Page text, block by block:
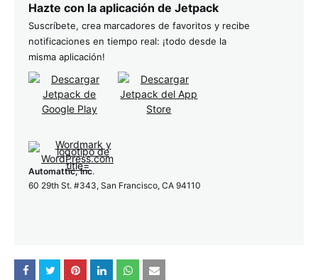
Hazte con la aplicación de Jetpack
Suscríbete, crea marcadores de favoritos y recibe
notificaciones en tiempo real: ¡todo desde la
misma aplicación!
Automattic, Inc.
60 29th St. #343, San Francisco, CA 94110